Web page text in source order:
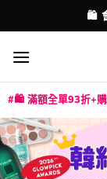
to
content
💳 支援消
🛍️ 滿額全單93折+購